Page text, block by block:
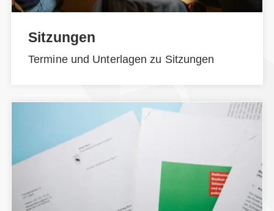
Sitzungen
Termine und Unterlagen zu Sitzungen